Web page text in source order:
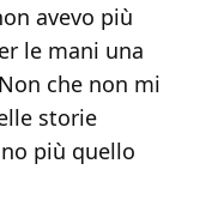
avevo più
le mani una
che non mi
storie
più quello